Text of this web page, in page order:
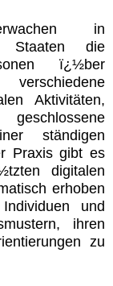
in
Staaten die
ï¿½ber
Aktivitäten,
ständigen
Praxis gibt es
digitalen
erhoben
und
ihren
zu